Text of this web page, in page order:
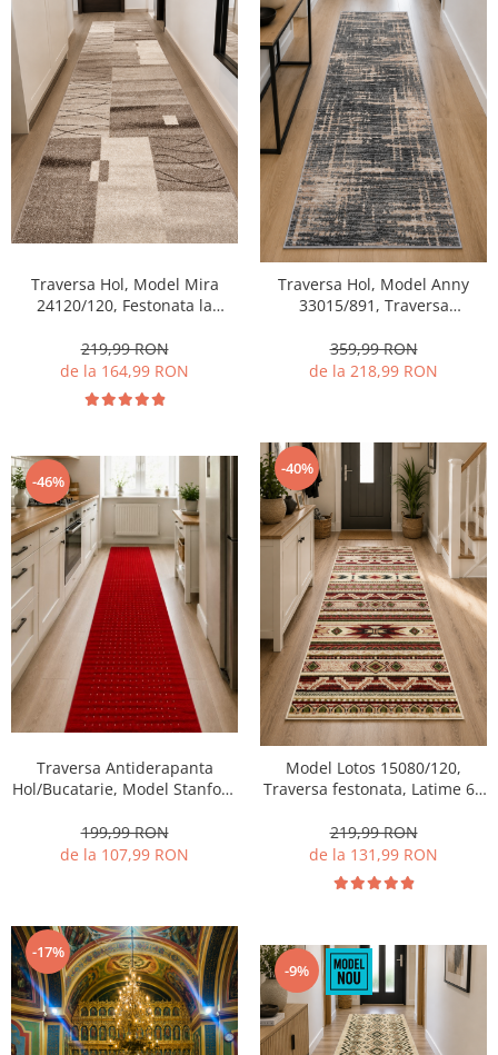
Traversa Hol, Model Mira
24120/120, Festonata la
219,99 RON
de la 164,99 RON
Traversa Hol, Model Anny
33015/891, Traversa
359,99 RON
de la 218,99 RON
-46%
Traversa Antiderapanta
Hol/Bucatarie, Model Stanford
199,99 RON
de la 107,99 RON
-40%
Model Lotos 15080/120,
Traversa festonata, Latime 60
219,99 RON
de la 131,99 RON
-17%
-9%